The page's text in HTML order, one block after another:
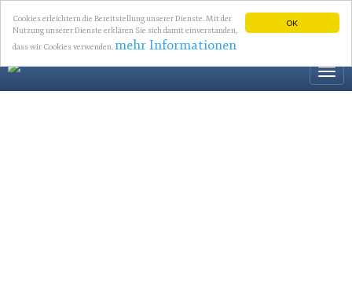
OK
Cookies erleichtern die Bereitstellung unserer Dienste. Mit der
Nutzung unserer Dienste erklären Sie sich damit einverstanden,
dass wir Cookies verwenden.mehr Informationen